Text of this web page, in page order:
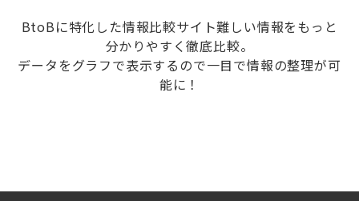
BtoBに特化した情報比較サイト難しい情報をもっと
分かりやすく徹底比較。
データをグラフで表示するので一目で情報の整理が可
能に！